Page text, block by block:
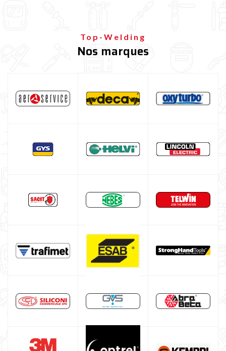
Top-Welding
Nos marques